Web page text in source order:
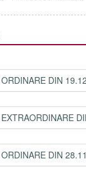
DIN
DIN